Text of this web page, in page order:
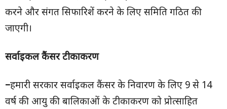
करने और संगत सिफारिशें करने के लिए समिति गठित की
जाएगी।
सर्वाइकल कैंसर टीकाकरण
–हमारी सरकार सर्वाइकल कैंसर के निवारण के लिए 9 से 14
वर्ष की आयु की बालिकाओं के टीकाकरण को प्रोत्साहित